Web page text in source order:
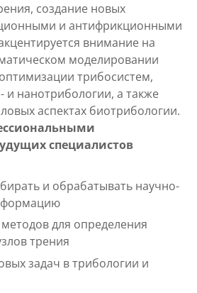
Карьерные
создание новых
и антифрикционными
внимание на
моделировании
трибосистем,
и нанотрибологии, а также
аспектах биотрибологии.
специалистов
и обрабатывать научно-
для определения
трения
задач в трибологии и